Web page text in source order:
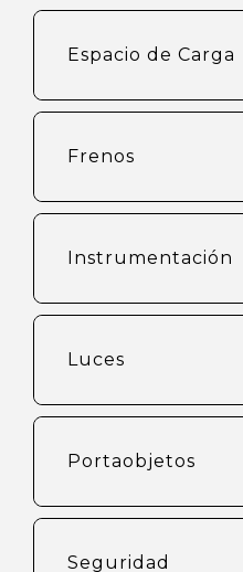
Espacio de Carga
Frenos
Instrumentación
Luces
Portaobjetos
Seguridad